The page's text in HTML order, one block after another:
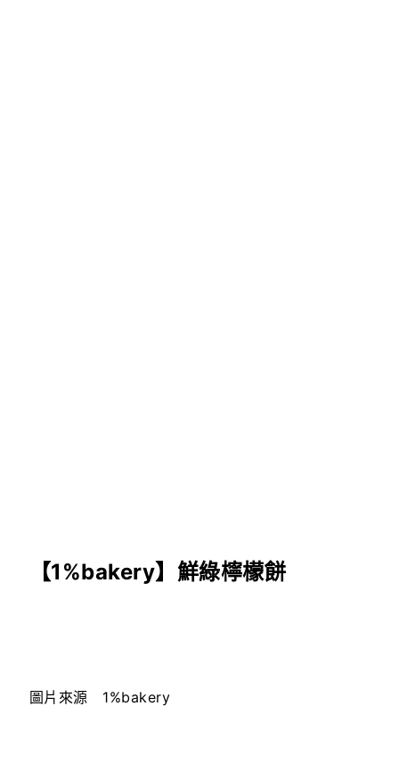
【1%bakery】鮮綠檸檬餅
圖片來源 1%bakery